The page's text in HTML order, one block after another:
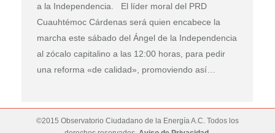
a la Independencia. El líder moral del PRD
Cuauhtémoc Cárdenas será quien encabece la
marcha este sábado del Ángel de la Independencia
al zócalo capitalino a las 12:00 horas, para pedir
una reforma «de calidad», promoviendo así…
©2015 Observatorio Ciudadano de la Energía A.C. Todos los